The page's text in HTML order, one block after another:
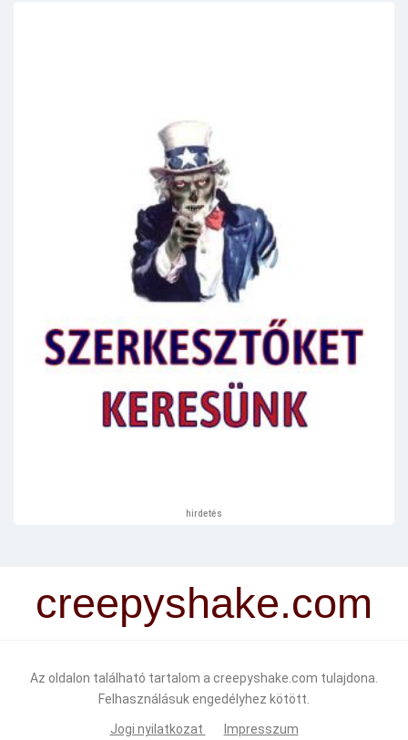
hirdetés
creepyshake.com
Az oldalon található tartalom a creepyshake.com tulajdona.
Felhasználásuk engedélyhez kötött.
Jogi nyilatkozat Impresszum